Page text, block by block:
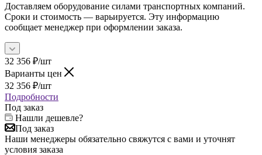
Доставляем оборудование силами транспортных компаний.
Сроки и стоимость — варьируется. Эту информацию
сообщает менеджер при оформлении заказа.
32 356 ₽/шт
Варианты цен
32 356 ₽/шт
Подробности
Под заказ
Нашли дешевле?
Под заказ
Наши менеджеры обязательно свяжутся с вами и уточнят
условия заказа